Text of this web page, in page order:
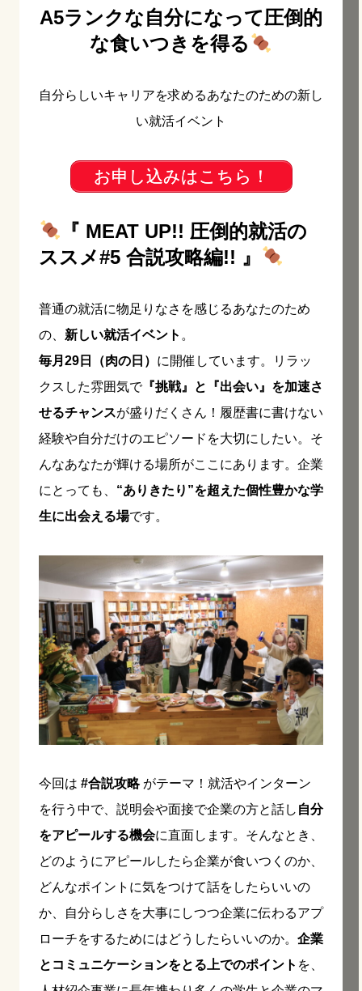
A5ランクな自分になって圧倒的
な食いつきを得る
自分らしいキャリアを求めるあなたのための新し
い就活イベント
お申し込みはこちら！
『 MEAT UP!! 圧倒的就活の
ススメ#5 合説攻略編!! 』
普通の就活に物足りなさを感じるあなたのため
の、 新しい就活イベント 。
毎月29日（肉の日） に開催しています。リラッ
クスした雰囲気で『挑戦』と『出会い』を加速さ
せるチャンスが盛りだくさん！履歴書に書けない
経験や自分だけのエピソードを大切にしたい。そ
んなあなたが輝ける場所がここにあります。企業
にとっても、 “ありきたり”を超えた個性豊かな学
生に出会える場です。
今回は #合説攻略がテーマ！就活やインターン
を行う中で、説明会や面接で企業の方と話し 自分
をアピールする機会に直面します。そんなとき、
どのようにアピールしたら企業が食いつくのか、
どんなポイントに気をつけて話をしたらいいの
か、自分らしさを大事にしつつ企業に伝わるアプ
ローチをするためにはどうしたらいいのか。 企業
とコミュニケーションをとる上でのポイント を、